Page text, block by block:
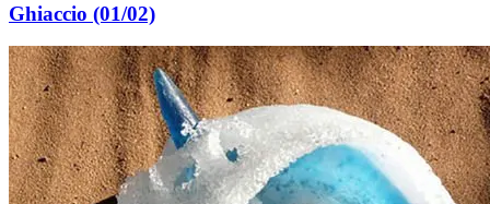
Ghiaccio (01/02)